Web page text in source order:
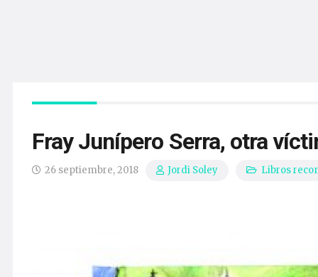
Fray Junípero Serra, otra
26 septiembre, 2018 Jordi Soley Libros